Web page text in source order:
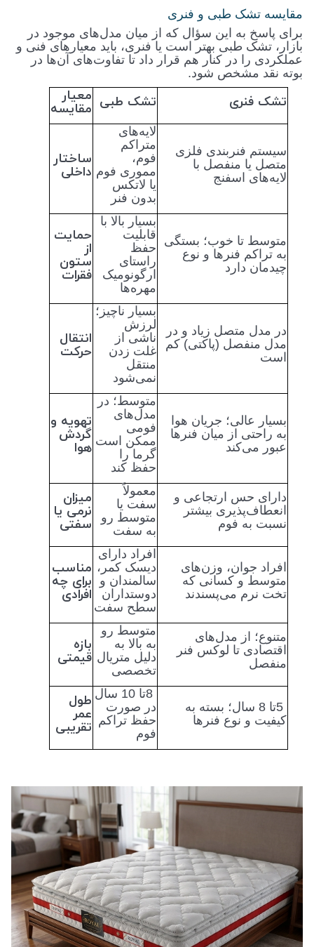
مقایسه تشک طبی و فنری
برای پاسخ به این سؤال که از میان مدل‌های موجود در
بازار، تشک طبی بهتر است یا فنری، باید معیارهای فنی و
عملکردی را در کنار هم قرار داد تا تفاوت‌های آن‌ها در
بوته نقد مشخص شود.
معیار
مقایسه تشک طبی تشک فنری
ساختار
داخلی
لایه‌های
متراکم
فوم،
مموری فوم
یا لاتکس
بدون فنر
سیستم فنربندی فلزی
متصل یا منفصل با
لایه‌های اسفنج
حمایت
از
ستون
فقرات
بسیار بالا با
قابلیت
حفظ
راستای
ارگونومیک
مهره‌ها
متوسط تا خوب؛ بستگی
به تراکم فنرها و نوع
چیدمان دارد
انتقال
حرکت
بسیار ناچیز؛
لرزش
ناشی از
غلت زدن
منتقل
نمی‌شود
در مدل متصل زیاد و در
مدل منفصل (پاکتی) کم
است
تهویه و
گردش
هوا
متوسط؛ در
مدل‌های
فومی
ممکن است
گرما را
حفظ کند
بسیار عالی؛ جریان هوا
به راحتی از میان فنرها
عبور می‌کند
میزان
نرمی یا
سفتی
معمولاً
سفت یا
متوسط رو
به سفت
دارای حس ارتجاعی و
انعطاف‌پذیری بیشتر
نسبت به فوم
مناسب
برای چه
افرادی
افراد دارای
دیسک کمر،
سالمندان و
دوستداران
سطح سفت
افراد جوان، وزن‌های
متوسط و کسانی که
تخت نرم می‌پسندند
بازه
قیمتی
متوسط رو
به بالا به
دلیل متریال
تخصصی
متنوع؛ از مدل‌های
اقتصادی تا لوکس فنر
منفصل
طول
عمر
تقریبی
8
تا 10 سال
در صورت
حفظ تراکم
فوم
5
تا 8 سال؛ بسته به
کیفیت و نوع فنرها